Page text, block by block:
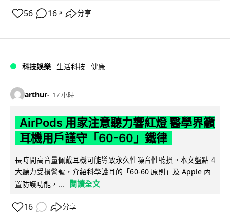
56 16 ↗ 分享
科技娛樂 生活科技 健康
arthur 17 小時
AirPods 用家注意聽力響紅燈 醫學界籲
耳機用戶謹守「60-60」鐵律
長時間高音量佩戴耳機可能導致永久性噪音性聽損。本文盤點 4
大聽力受損警號，介紹科學護耳的「60-60 原則」及 Apple 內
置防護功能，...
閱讀全文
16 分享